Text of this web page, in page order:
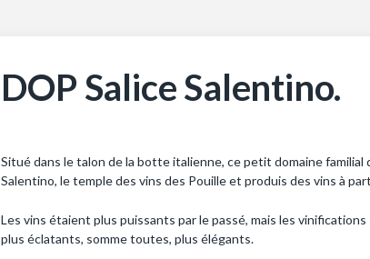
DOP Salice Salentino.
Situé dans le talon de la botte italienne, ce petit domaine
Salentino, le temple des vins des Pouille et produis des vins à
Les vins étaient plus puissants par le passé, mais les
plus éclatants, somme toutes, plus élégants.